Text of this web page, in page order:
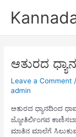
ಆತುರದ
Leave a Comment
admin
ಆತುರದ ಧ್ಯಾನದಿಂದ
ಜ್ಯೋತಿರ್ಲಿಂಗವ
ಮಾತಿನ ಮಾಲೆಗೆ